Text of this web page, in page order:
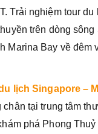
Trải nghiệm tour du
trên dòng sông
Marina Bay về đêm
lịch Singapore –
chân tại trung tâm
phá Phong